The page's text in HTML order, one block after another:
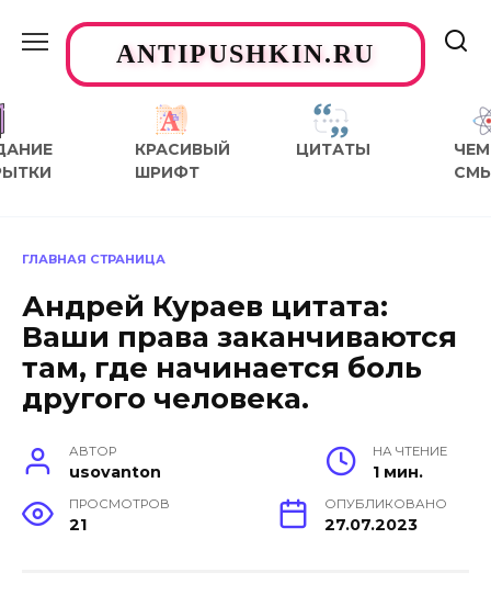
содержаниюANTIPUSHKIN.RU
КРАСИВЫЙ
ШРИФТ
ЦИТАТЫ
ЧЕМ
ГЛАВНАЯ СТРАНИЦА
Андрей Кураев цитата:
Ваши права заканчиваются
там, где начинается боль
другого человека.
АВТОР
usovanton
НА ЧТЕНИЕ
1 мин.
ПРОСМОТРОВ
21
ОПУБЛИКОВАНО
27.07.2023